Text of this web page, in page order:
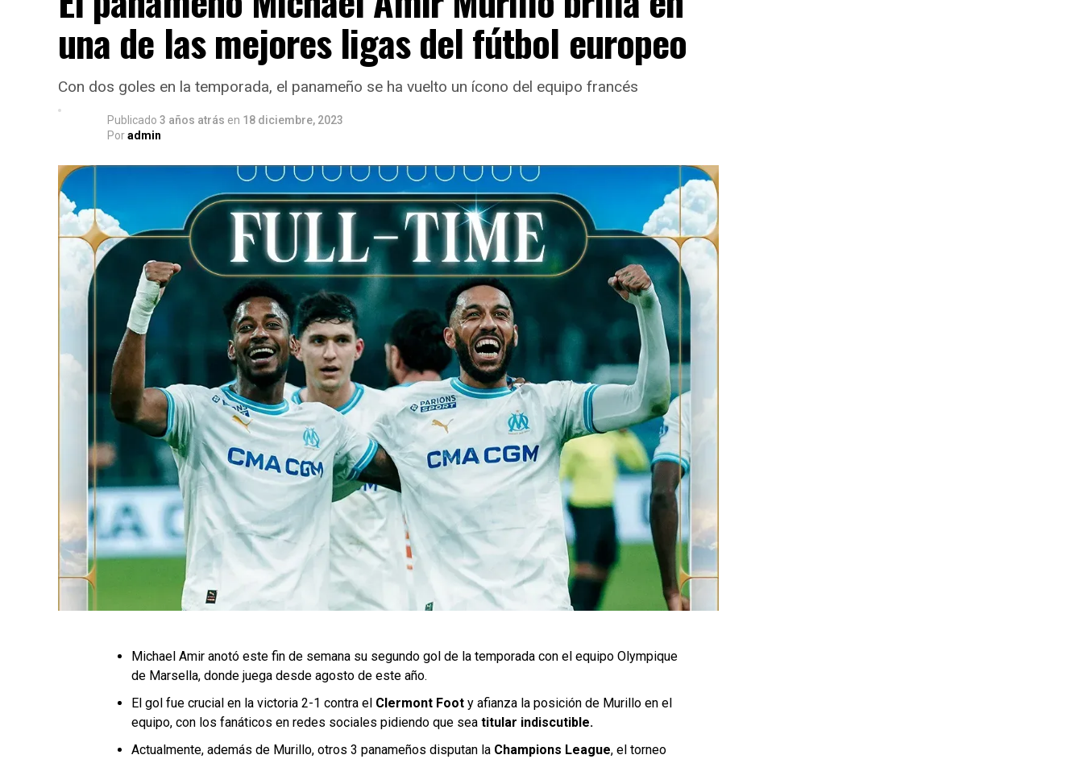
una de las mejores ligas del fútbol europeo
Con dos goles en la temporada, el panameño se ha vuelto un ícono del equipo francés
Publicado 3 años atrás en 18 diciembre, 2023
Poradmin
Michael Amir anotó este fin de semana su segundo gol de la temporada con el equipo Olympique
de Marsella, donde juega desde agosto de este año.
El gol fue crucial en la victoria 2-1 contra el Clermont Foot y afianza la posición de Murillo en el
equipo, con los fanáticos en redes sociales pidiendo que sea titular indiscutible.
Actualmente, además de Murillo, otros 3 panameños disputan la Champions League, el torneo